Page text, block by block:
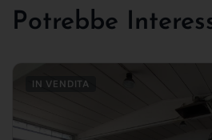
Potrebbe
IN VENDITA